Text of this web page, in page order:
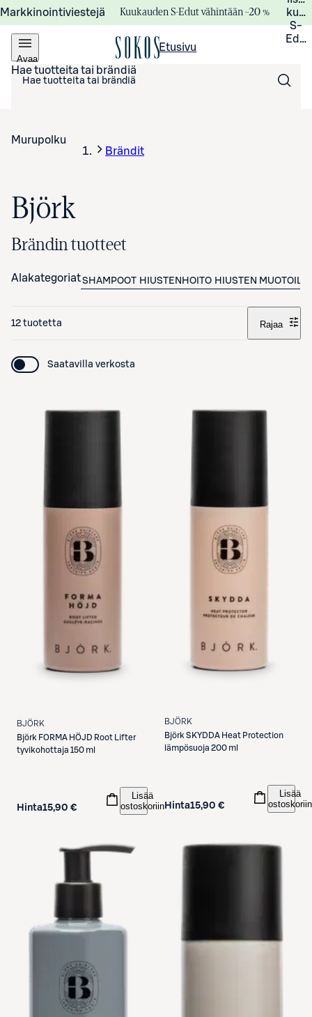
Markkinointiviestejä Kuukauden S-Edut vähintään –20 %
S-
Avaa
valikko
Etusivu
Hae tuotteita tai brändiä
Murupolku
Brändit
Björk
Brändin tuotteet
AlakategoriatSHAMPOOT HIUSTENHOITO HIUSTEN
12 tuotetta Rajaa
Saatavilla verkosta
BJÖRK
Björk FORMA HÖJD Root Lifter
tyvikohottaja 150 ml
Hinta15,90 €
Lisää
ostoskoriin
BJÖRK
Björk SKYDDA Heat Protection
lämpösuoja 200 ml
Hinta15,90 €
Lisää
ostoskoriin